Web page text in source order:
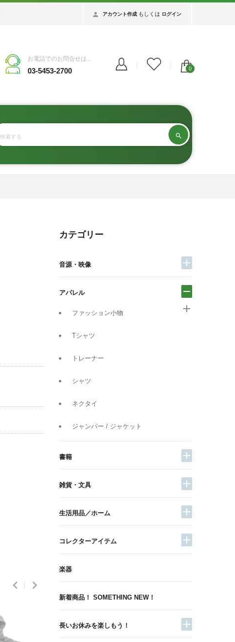
アカウント作成 もしくは ログイン
お電話でのお問合せは...
03-5453-2700 0
カテゴリー
音源・映像
アパレル
ファッション小物
Tシャツ
トレーナー
シャツ
ネクタイ
ジャンパー / ジャケット
書籍
雑貨・文具
生活用品／ホーム
コレクターアイテム
楽器
新着商品！ SOMETHING NEW！
長いお休みを楽しもう！